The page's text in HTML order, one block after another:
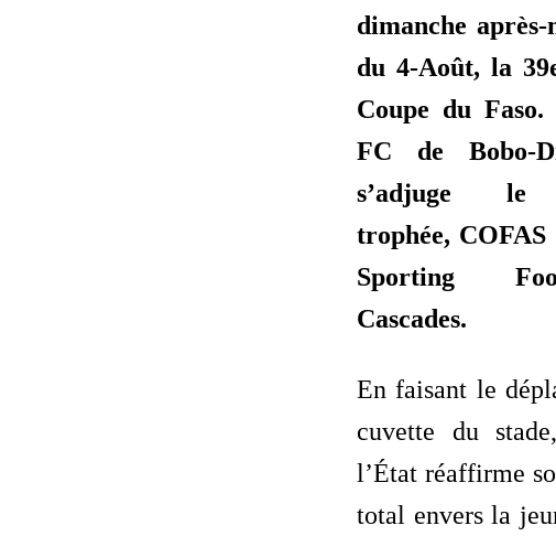
dimanche
du 4-Août, la
Coupe du Faso.
FC de Bobo-
s’adjuge le
trophée, COFAS
Sporting
Cascades.
En faisant le
cuvette du
l’État réaffirme
total envers la